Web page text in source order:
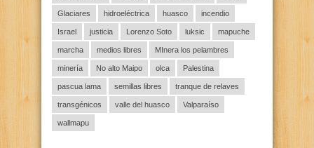
Glaciares hidroeléctrica huasco incendio
Israel justicia Lorenzo Soto luksic mapuche
marcha medios libres MInera los pelambres
minería No alto Maipo olca Palestina
pascua lama semillas libres tranque de relaves
transgénicos valle del huasco Valparaíso
wallmapu